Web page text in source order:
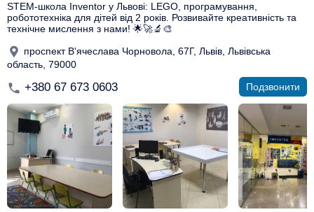
STEM-школа Inventor у Львові: LEGO, програмування,
робототехніка для дітей від 2 років. Розвивайте креативність та
технічне мислення з нами! 🌟🚀🔬🎨
проспект В'ячеслава Чорновола, 67Г, Львів, Львівська
область, 79000
+380 67 673 0603 Подзвонити